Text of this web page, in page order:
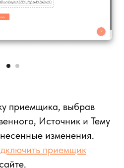
приемщика, выбрав
Источник и Тему
изменения.
приемщик